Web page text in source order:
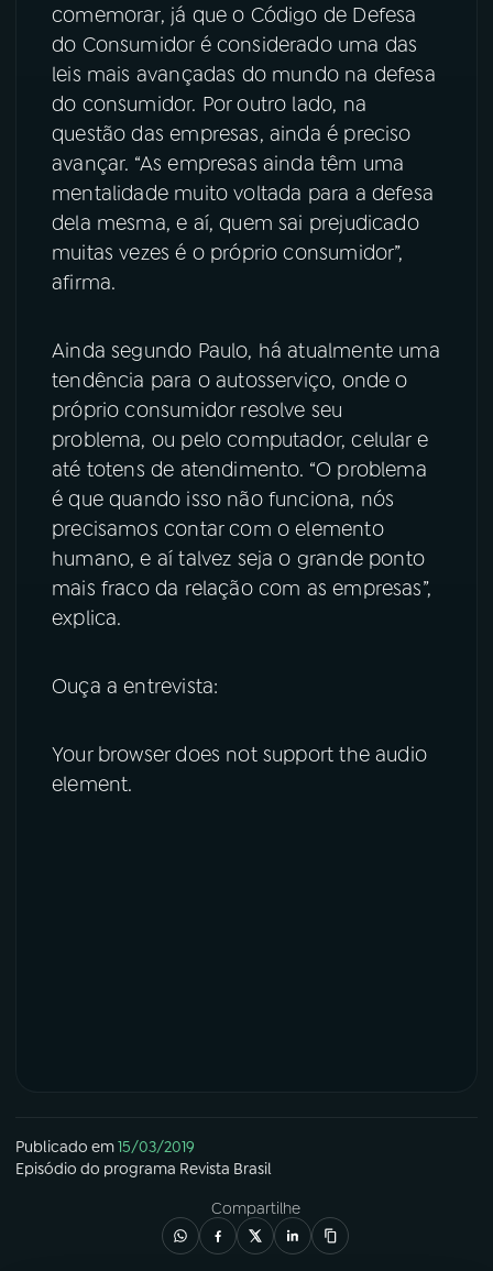
comemorar, já que o Código de Defesa
do Consumidor é considerado uma das
leis mais avançadas do mundo na defesa
do consumidor. Por outro lado, na
questão das empresas, ainda é preciso
avançar. “As empresas ainda têm uma
mentalidade muito voltada para a defesa
dela mesma, e aí, quem sai prejudicado
muitas vezes é o próprio consumidor”,
afirma.
Ainda segundo Paulo, há atualmente uma
tendência para o autosserviço, onde o
próprio consumidor resolve seu
problema, ou pelo computador, celular e
até totens de atendimento. “O problema
é que quando isso não funciona, nós
precisamos contar com o elemento
humano, e aí talvez seja o grande ponto
mais fraco da relação com as empresas”,
explica.
Ouça a entrevista:
Your browser does not support the audio
element.
Publicado em15/03/2019
Episódio do programa Revista Brasil
Compartilhe